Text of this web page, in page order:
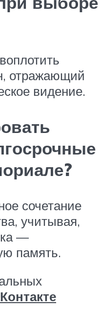
отражающий
видение.
сочетание
учитывая,
—
память.